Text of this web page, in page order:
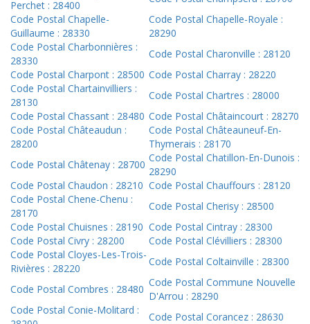
Perchet : 28400
Code Postal Chapelle-
Guillaume : 28330
Code Postal Chapelle-Royale :
28290
Code Postal Charbonnières :
28330
Code Postal Charonville : 28120
Code Postal Charpont : 28500 Code Postal Charray : 28220
Code Postal Chartainvilliers :
28130
Code Postal Chartres : 28000
Code Postal Chassant : 28480 Code Postal Châtaincourt : 28270
Code Postal Châteaudun :
28200
Code Postal Châteauneuf-En-
Thymerais : 28170
Code Postal Châtenay : 28700
Code Postal Chatillon-En-Dunois :
28290
Code Postal Chaudon : 28210 Code Postal Chauffours : 28120
Code Postal Chene-Chenu :
28170
Code Postal Cherisy : 28500
Code Postal Chuisnes : 28190 Code Postal Cintray : 28300
Code Postal Civry : 28200
Code Postal Clévilliers : 28300
Code Postal Cloyes-Les-Trois-
Rivières : 28220
Code Postal Coltainville : 28300
Code Postal Combres : 28480
Code Postal Commune Nouvelle
D'Arrou : 28290
Code Postal Conie-Molitard :
Code Postal Corancez : 28630